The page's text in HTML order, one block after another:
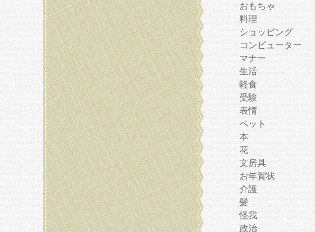
おもちゃ
料理
ショッピング
コンピューター
マナー
生活
軽食
受験
表情
ペット
本
花
文房具
お年賀状
介護
髪
怪我
政治